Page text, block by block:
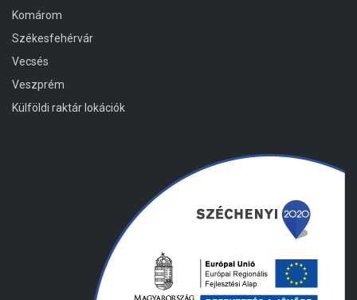
Komárom
Székesfehérvár
Vecsés
Veszprém
Külföldi raktár lokációk